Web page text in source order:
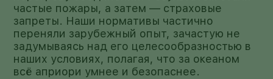
частые пожары, а затем — страховые
запреты. Наши нормативы частично
переняли зарубежный опыт, зачастую не
задумываясь над его целесообразностью в
наших условиях, полагая, что за океаном
всё априори умнее и безопаснее.